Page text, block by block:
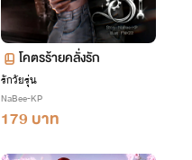
โคตรร้ายคลั่งรัก
รักวัยรุ่น
NaBee-KP
179 บาท